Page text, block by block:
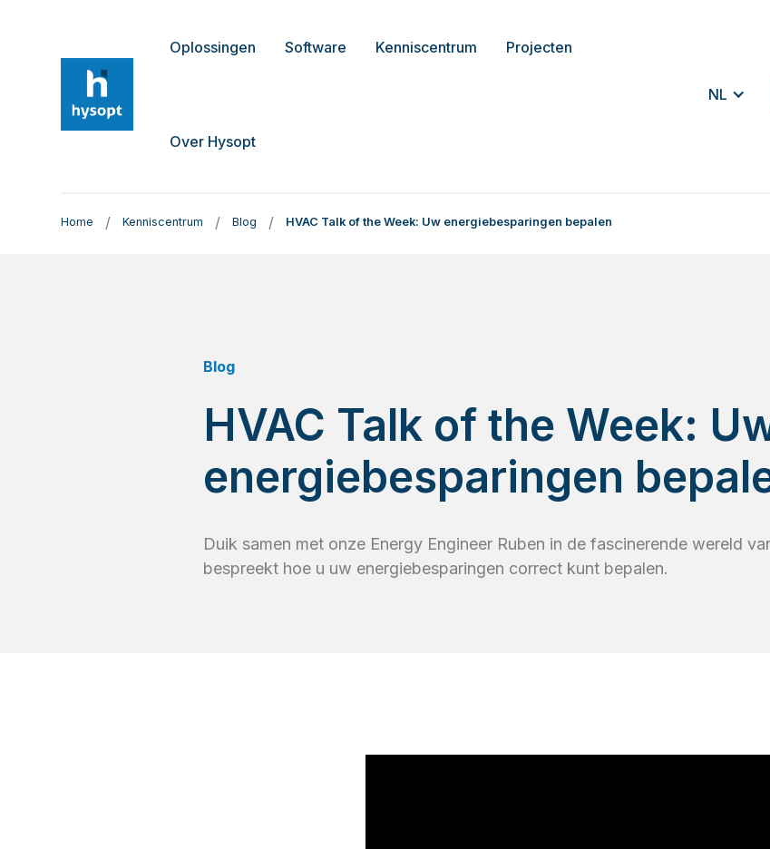
Oplossingen Software Kenniscentrum Projecten
Over Hysopt
NL
Home / Kenniscentrum / Blog / HVAC Talk of the Week: Uw energiebesparingen bepalen
Blog
HVAC Talk of the Week:
energiebesparingen
Duik samen met onze Energy Engineer Ruben in de fascinerende wereld
bespreekt hoe u uw energiebesparingen correct kunt bepalen.